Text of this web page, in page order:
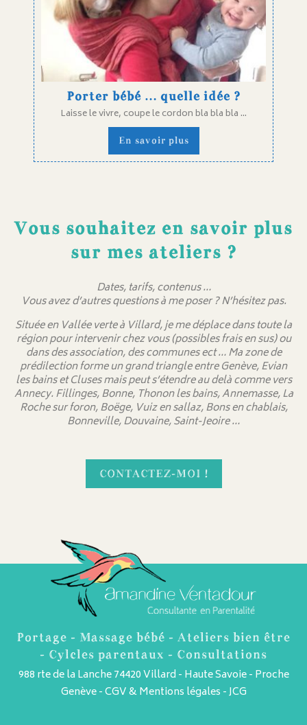
Porter bébé … quelle idée ?
Laisse le vivre, coupe le cordon bla bla bla ...
En savoir plus
Vous souhaitez en savoir plus
sur mes ateliers ?
Dates, tarifs, contenus …
Vous avez d’autres questions à me poser ? N’hésitez pas.
Située en Vallée verte à Villard, je me déplace dans toute la
région pour intervenir chez vous (possibles frais en sus) ou
dans des association, des communes ect … Ma zone de
prédilection forme un grand triangle entre Genève, Evian
les bains et Cluses mais peut s’étendre au delà comme vers
Annecy. Fillinges, Bonne, Thonon les bains, Annemasse, La
Roche sur foron, Boëge, Vuiz en sallaz, Bons en chablais,
Bonneville, Douvaine, Saint-Jeoire …
CONTACTEZ-MOI !
Portage - Massage bébé - Ateliers bien être
- Cylcles parentaux - Consultations
988 rte de la Lanche 74420 Villard - Haute Savoie - Proche
Genève -CGV & Mentions légales -JCG